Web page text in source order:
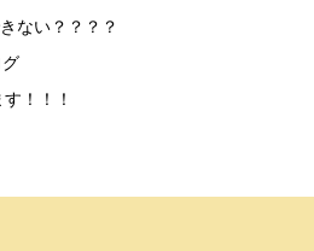
ない？？？？
！！！